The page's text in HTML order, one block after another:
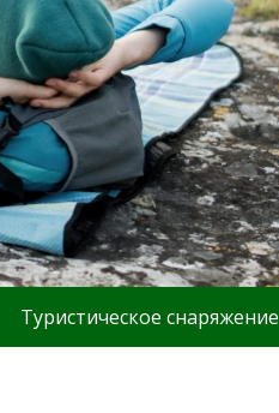
Туристическое снаряжение